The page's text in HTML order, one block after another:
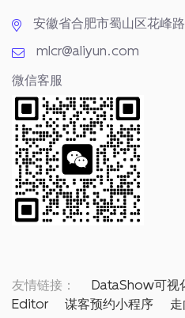
安徽省合肥市蜀山区花峰
mlcr@aliyun.com
微信客服
友情链接： DataShow可视
Editor
谋客预约小程序